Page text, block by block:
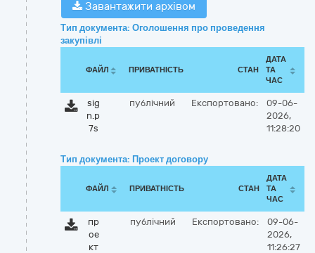
Завантажити архівом
Тип документа: Оголошення про проведення
закупівлі
ФАЙЛ ПРИВАТНІСТЬ СТАН
ДАТА
ТА
ЧАС
sig
n.p
7s
публічний Експортовано:
09-06-
2026,
11:28:20
Тип документа: Проект договору
ФАЙЛ ПРИВАТНІСТЬ СТАН
ДАТА
ТА
ЧАС
пр
ое
кт
публічний Експортовано:
09-06-
2026,
11:26:27